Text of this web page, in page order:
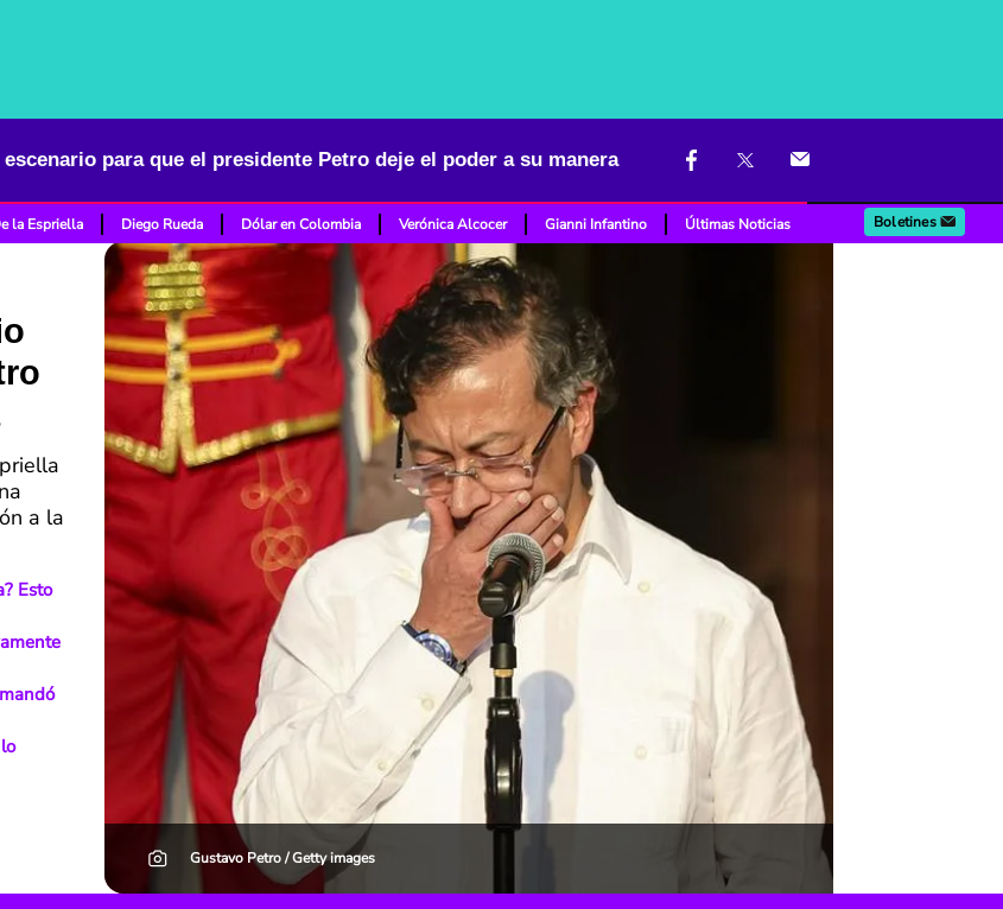
para que el presidente Petro deje el poder a su manera
la Espriella Diego Rueda Dólar en Colombia Verónica Alcocer Gianni Infantino Últimas Noticias Boletines
a la
Esto
Gustavo Petro / Getty images